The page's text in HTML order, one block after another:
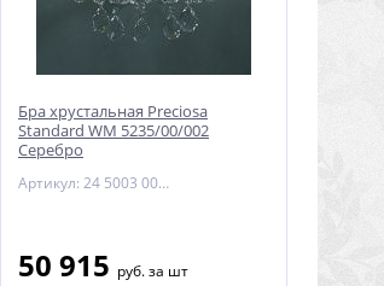
Бра хрустальная Preciosa
Standard WM 5235/00/002
Серебро
Артикул: 24 5003 002 06 11 02 35
50 915 руб.за шт